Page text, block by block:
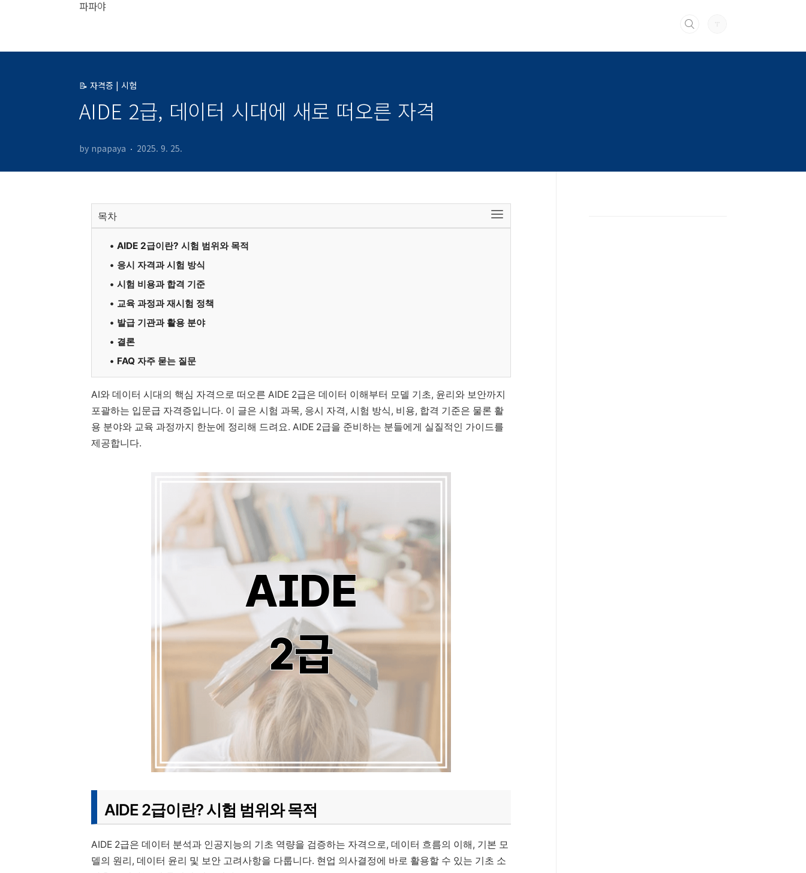
파파야
📝 자격증 | 시험
AIDE 2급, 데이터 시대에 새로 떠오른 자격
by npapaya 2025. 9. 25.
목차
AIDE 2급이란? 시험 범위와 목적
응시 자격과 시험 방식
시험 비용과 합격 기준
교육 과정과 재시험 정책
발급 기관과 활용 분야
결론
FAQ 자주 묻는 질문
AI와 데이터 시대의 핵심 자격으로 떠오른 AIDE 2급은 데이터 이해부터 모델 기초, 윤리와 보안까지
포괄하는 입문급 자격증입니다. 이 글은 시험 과목, 응시 자격, 시험 방식, 비용, 합격 기준은 물론 활
용 분야와 교육 과정까지 한눈에 정리해 드려요. AIDE 2급을 준비하는 분들에게 실질적인 가이드를
제공합니다.
AIDE 2급이란? 시험 범위와 목적
AIDE 2급은 데이터 분석과 인공지능의 기초 역량을 검증하는 자격으로, 데이터 흐름의 이해, 기본 모
델의 원리, 데이터 윤리 및 보안 고려사항을 다룹니다. 현업 의사결정에 바로 활용할 수 있는 기초 소